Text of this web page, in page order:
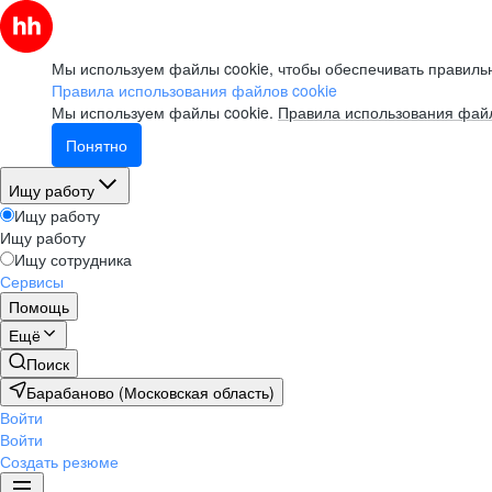
Мы используем файлы cookie, чтобы обеспечивать
Правила использования файлов cookie
Мы используем файлы cookie. Правила использования
Понятно
Ищу работу
Ищу работу
Ищу работу
Ищу сотрудника
Сервисы
Помощь
Ещё
Поиск
Барабаново (Московская область)
Войти
Войти
Создать резюме